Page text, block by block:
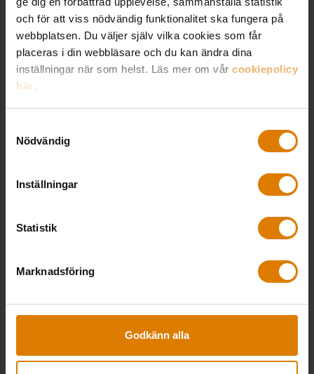
och för att viss nödvändig funktionalitet ska fungera på
webbplatsen. Du väljer själv vilka cookies som får
placeras i din webbläsare och du kan ändra dina
inställningar när som helst. Läs mer om vår cookiepolicy
här.
Nödvändig
Inställningar
Statistik
Marknadsföring
Godkänn alla
God sopsortering ger lägre hyra i
Relaterade utbildningar